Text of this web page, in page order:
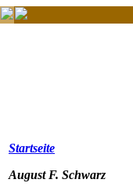
Startseite
August F. Schwarz